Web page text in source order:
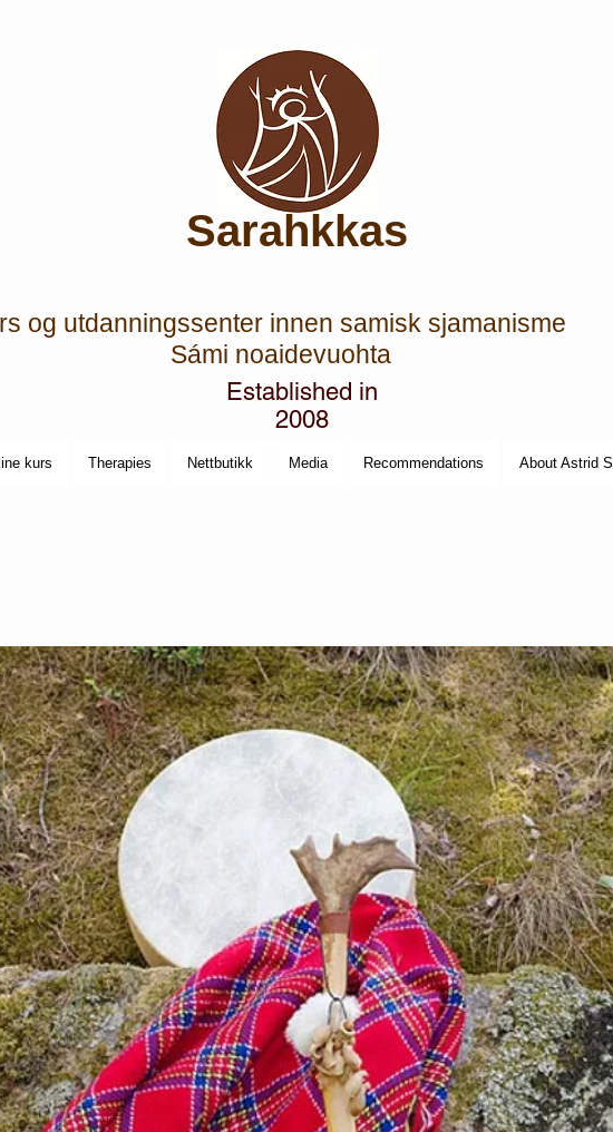
Sarahkkas
og utdanningssenter innen samisk sjamanisme
Sámi noaidevuohta
Established in
2008
kurs Therapies Nettbutikk Media Recommendations About Astrid